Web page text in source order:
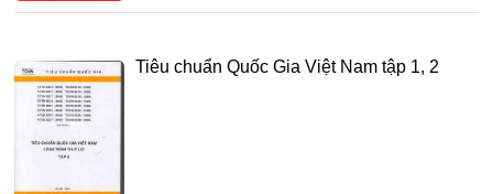
Tiêu chuẩn Quốc Gia Việt Nam tập 1, 2